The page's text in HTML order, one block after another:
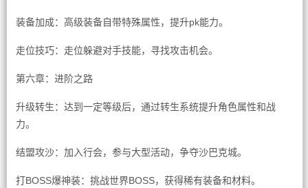
装备加成：高级装备自带特殊属性，提升pk能力。
走位技巧：走位躲避对手技能，寻找攻击机会。
第六章：进阶之路
升级转生：达到一定等级后，通过转生系统提升角色属性和战
力。
结盟攻沙：加入行会，参与大型活动，争夺沙巴克城。
打BOSS爆神装：挑战世界BOSS，获得稀有装备和材料。